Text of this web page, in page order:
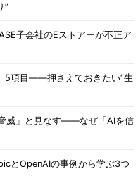
”
子会社のEストアーが不正ア
5項目――押さえておきたい“生
威」と見なす――なぜ「AIを信
とOpenAIの事例から学ぶ3つ